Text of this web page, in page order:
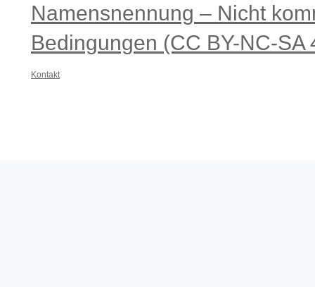
Namensnennung – Nicht
Bedingungen (CC BY-NC-SA
Kontakt